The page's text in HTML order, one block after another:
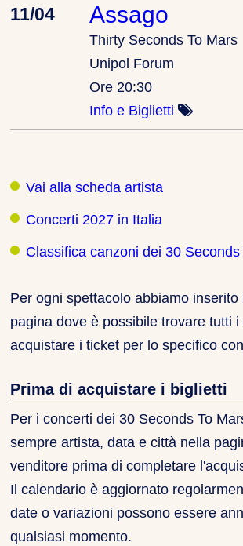
11/04
Assago
Thirty Seconds To Mars
Unipol Forum
Ore 20:30
Info e Biglietti
Vai alla scheda artista
Concerti 2027 in Italia
Classifica canzoni dei 30 Seconds
Per ogni spettacolo abbiamo inserito
pagina dove è possibile trovare tutti
acquistare i ticket per lo specifico
Prima di acquistare i biglietti
Per i concerti dei 30 Seconds To
sempre artista, data e città nella
venditore prima di completare
Il calendario è aggiornato
date o variazioni possono essere
qualsiasi momento.